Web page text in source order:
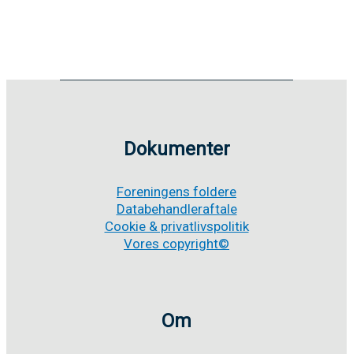
Dokumenter
Foreningens foldere
Databehandleraftale
Cookie & privatlivspolitik
Vores copyright©
Om